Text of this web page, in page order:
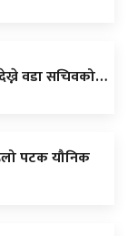
वडा सचिवको…
पटक यौनिक